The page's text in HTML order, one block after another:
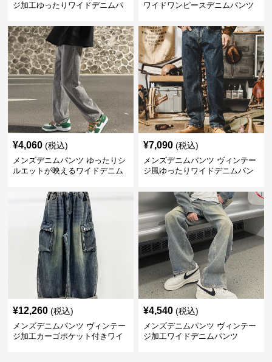
ジ加工ゆったりワイドデニムパ
ワイドワンピースデニムパンツ
¥4,060 (税込)
メンズデニムパンツ ゆったりシ
ルエットが映えるワイドデニム
¥7,090 (税込)
メンズデニムパンツ ヴィンテー
ジ風ゆったりワイドデニムパン
¥12,260 (税込)
メンズデニムパンツ ヴィンテー
ジ加工カーゴポケット付きワイ
¥4,540 (税込)
メンズデニムパンツ ヴィンテー
ジ加工ワイドデニムパンツ